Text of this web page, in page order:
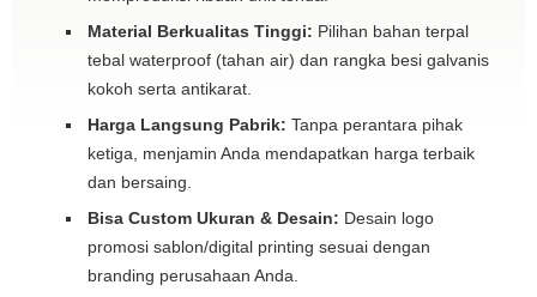
Material Berkualitas Tinggi: Pilihan bahan terpal
tebal waterproof (tahan air) dan rangka besi galvanis
kokoh serta antikarat.
Harga Langsung Pabrik: Tanpa perantara pihak
ketiga, menjamin Anda mendapatkan harga terbaik
dan bersaing.
Bisa Custom Ukuran & Desain: Desain logo
promosi sablon/digital printing sesuai dengan
branding perusahaan Anda.